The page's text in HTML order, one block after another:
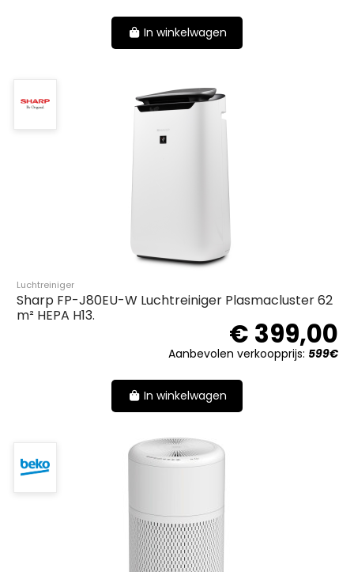
In winkelwagen
Luchtreiniger
Sharp FP-J80EU-W Luchtreiniger Plasmacluster 62
m² HEPA H13.
€ 399,00
Aanbevolen verkoopprijs: 599€
In winkelwagen